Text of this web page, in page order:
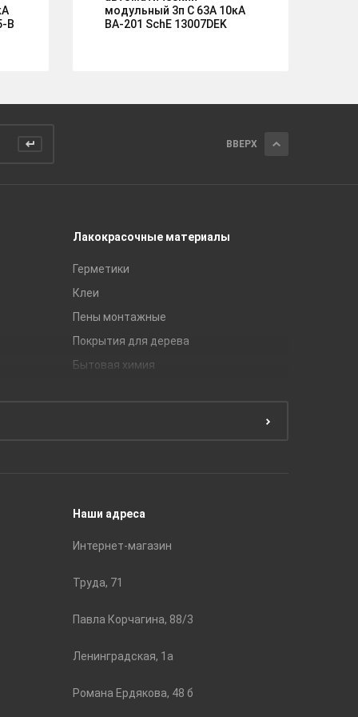
B
модульный 3п C 63А 10кА
ВА-201 SchE 13007DEK
ВВЕРХ
Лакокрасочные материалы
Герметики
Клеи
Пены монтажные
Покрытия для дерева
Бытовая химия
Наши адреса
Интернет-магазин
Труда, 71
Павла Корчагина, 88/3
Ленинградская, 1а
Романа Ердякова, 48 б